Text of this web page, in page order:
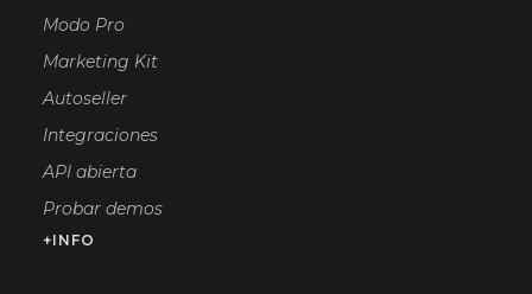
Modo Pro
Marketing Kit
Autoseller
Integraciones
API abierta
Probar demos
+INFO